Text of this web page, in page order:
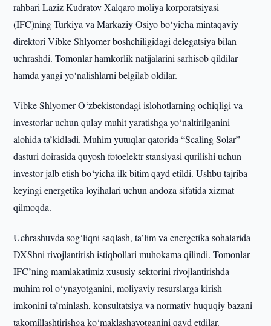
rahbari Laziz Kudratov Xalqaro moliya korporatsiyasi
(IFC)ning Turkiya va Markaziy Osiyo bo‘yicha mintaqaviy
direktori Vibke Shlyomer boshchiligidagi delegatsiya bilan
uchrashdi. Tomonlar hamkorlik natijalarini sarhisob qildilar
hamda yangi yo‘nalishlarni belgilab oldilar.
Vibke Shlyomer O‘zbekistondagi islohotlarning ochiqligi va
investorlar uchun qulay muhit yaratishga yo‘naltirilganini
alohida ta’kidladi. Muhim yutuqlar qatorida “Scaling Solar”
dasturi doirasida quyosh fotoelektr stansiyasi qurilishi uchun
investor jalb etish bo‘yicha ilk bitim qayd etildi. Ushbu tajriba
keyingi energetika loyihalari uchun andoza sifatida xizmat
qilmoqda.
Uchrashuvda sog‘liqni saqlash, ta’lim va energetika sohalarida
DXShni rivojlantirish istiqbollari muhokama qilindi. Tomonlar
IFC’ning mamlakatimiz xususiy sektorini rivojlantirishda
muhim rol o‘ynayotganini, moliyaviy resurslarga kirish
imkonini ta’minlash, konsultatsiya va normativ-huquqiy bazani
takomillashtirishga ko‘maklashayotganini qayd etdilar.